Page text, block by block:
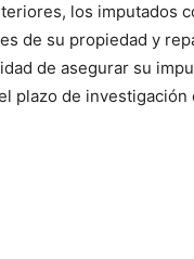
los imputados
de su propiedad y
de asegurar su
plazo de investigación